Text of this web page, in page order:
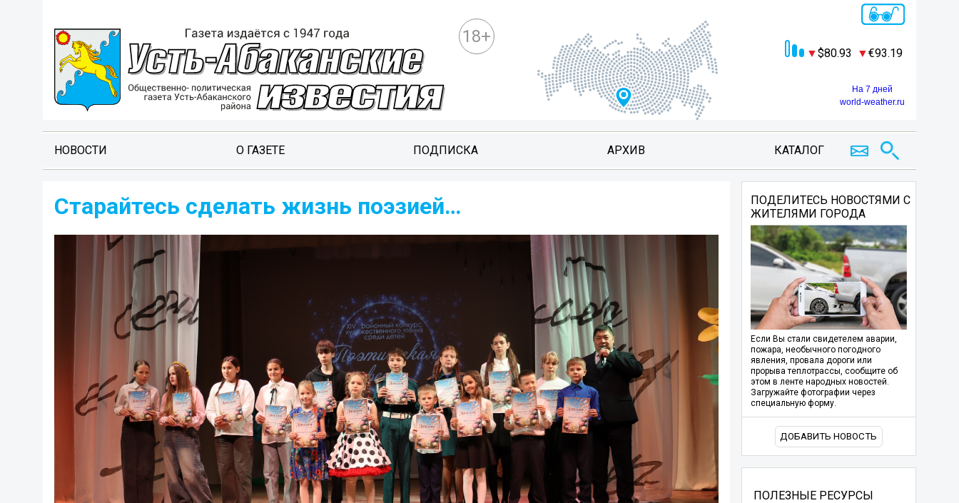
18+
80.93 93.19
На 7 дней
world-weather.ru
НОВОСТИ О ГАЗЕТЕ ПОДПИСКА АРХИВ КАТАЛОГ
Старайтесь сделать жизнь поэзией…
ПОДЕЛИТЕСЬ НОВОСТЯМИ С
ЖИТЕЛЯМИ ГОРОДА
Если Вы стали свидетелем аварии,
пожара, необычного погодного
явления, провала дороги или
прорыва теплотрассы, сообщите об
этом в ленте народных новостей.
Загружайте фотографии через
специальную форму.
ДОБАВИТЬ НОВОСТЬ
ПОЛЕЗНЫЕ РЕСУРСЫ